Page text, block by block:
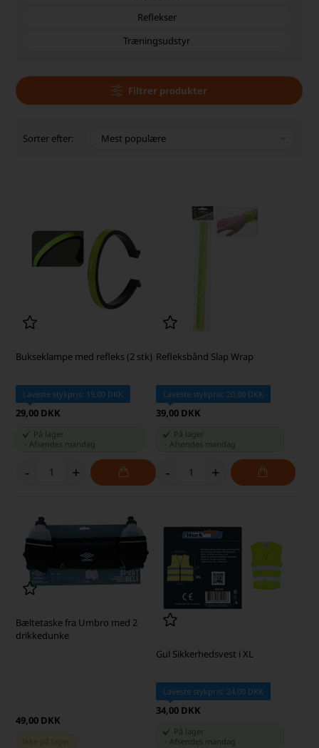
Reflekser
Træningsudstyr
Filtrer produkter
Sorter efter:
Bukseklampe med refleks (2 stk)
Laveste stykpris: 19,00 DKK
29,00 DKK
På lager
Afsendes mandag
- +
Refleksbånd Slap Wrap
Laveste stykpris: 20,00 DKK
39,00 DKK
På lager
Afsendes mandag
- +
Bæltetaske fra Umbro med 2
drikkedunke
49,00 DKK
Ikke på lager
Gul Sikkerhedsvest i XL
Laveste stykpris: 24,00 DKK
34,00 DKK
På lager
Afsendes mandag